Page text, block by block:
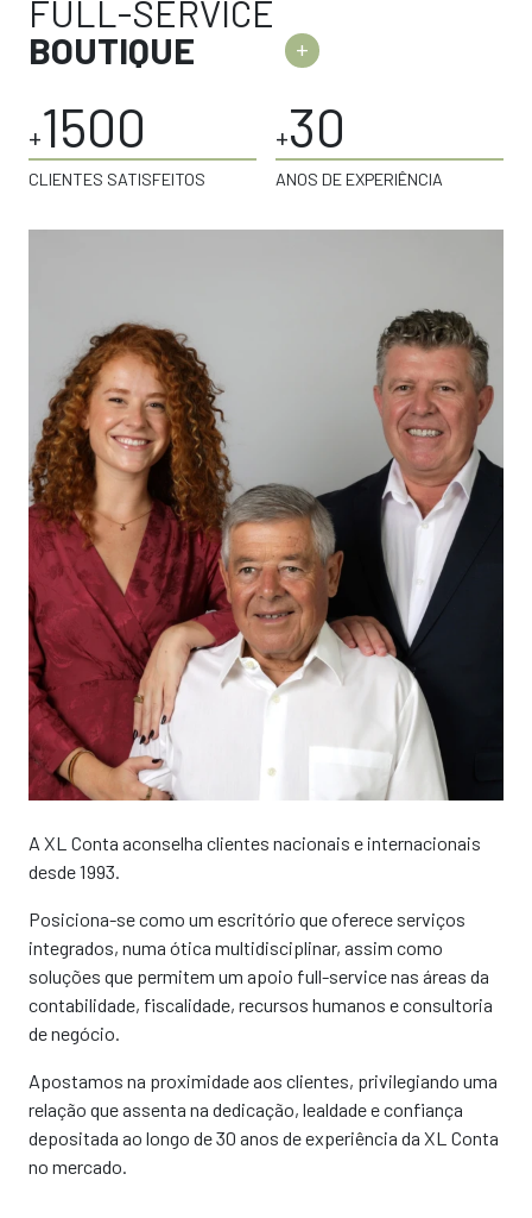
FULL-SERVICE
BOUTIQUE
+
+1500
CLIENTES SATISFEITOS
+30
ANOS DE EXPERIÊNCIA
A XL Conta aconselha clientes nacionais e internacionais
desde 1993.
Posiciona-se como um escritório que oferece serviços
integrados, numa ótica multidisciplinar, assim como
soluções que permitem um apoio full-service nas áreas da
contabilidade, fiscalidade, recursos humanos e consultoria
de negócio.
Apostamos na proximidade aos clientes, privilegiando uma
relação que assenta na dedicação, lealdade e confiança
depositada ao longo de 30 anos de experiência da XL Conta
no mercado.